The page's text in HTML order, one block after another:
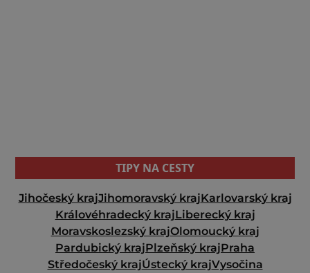
TIPY NA CESTY
Jihočeský krajJihomoravský krajKarlovarský kraj
Královéhradecký krajLiberecký kraj
Moravskoslezský krajOlomoucký kraj
Pardubický krajPlzeňský krajPraha
Středočeský krajÚstecký krajVysočina